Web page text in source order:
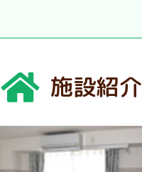
施設紹介